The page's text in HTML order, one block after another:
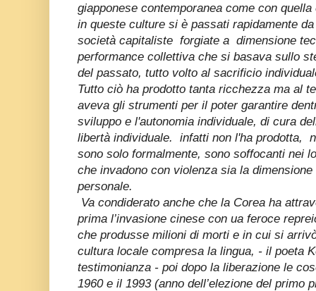
giapponese contemporanea come con
in queste culture si è passati rapidamente
società capitaliste forgiate a dimensione
performance collettiva che si basava sullo
del passato, tutto volto al sacrificio
Tutto ciò ha prodotto tanta ricchezza ma al
aveva gli strumenti per il poter garantire
sviluppo e l'autonomia individuale, di cura
libertà individuale. infatti non l'ha prodotta,
sono solo formalmente, sono soffocanti nei
che invadono con violenza sia la
personale.
Va condiderato anche che la Corea ha
prima l’invasione cinese con ua feroce
che produsse milioni di morti e in cui si
cultura locale compresa la lingua, - il poeta
testimonianza - poi dopo la liberazione le
1960 e il 1993 (anno dell’elezione del primo